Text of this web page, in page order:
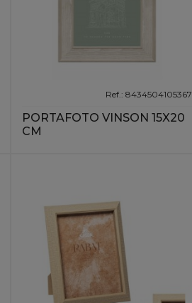
Ref.: 8434504105367
PORTAFOTO VINSON 15X20
CM